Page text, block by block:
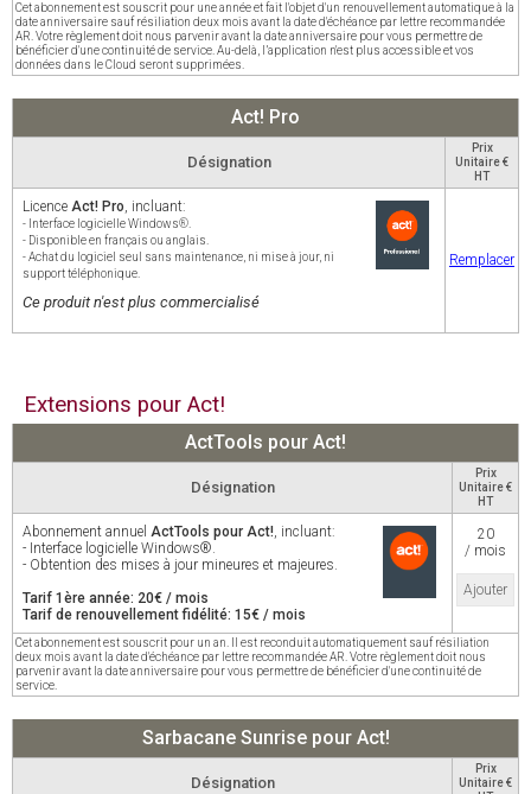
Cet abonnement est souscrit pour une année et fait l'objet d'un renouvellement automatique à la
date anniversaire sauf résiliation deux mois avant la date d'échéance par lettre recommandée
AR. Votre règlement doit nous parvenir avant la date anniversaire pour vous permettre de
bénéficier d'une continuité de service. Au-delà, l’application n'est plus accessible et vos
données dans le Cloud seront supprimées.
Act! Pro
Désignation
Prix
Unitaire €
HT
Licence Act! Pro, incluant:
- Interface logicielle Windows®.
- Disponible en français ou anglais.
- Achat du logiciel seul sans maintenance, ni mise à jour, ni
support téléphonique.
Ce produit n'est plus commercialisé
Remplacer
Extensions pour Act!
ActTools pour Act!
Désignation
Prix
Unitaire €
HT
Abonnement annuel ActTools pour Act!, incluant:
- Interface logicielle Windows®.
- Obtention des mises à jour mineures et majeures.
Tarif 1ère année: 20€ / mois
Tarif de renouvellement fidélité: 15€ / mois
20
/ mois
Ajouter
Cet abonnement est souscrit pour un an. Il est reconduit automatiquement sauf résiliation
deux mois avant la date d'échéance par lettre recommandée AR. Votre règlement doit nous
parvenir avant la date anniversaire pour vous permettre de bénéficier d'une continuité de
service.
Sarbacane Sunrise pour Act!
Désignation
Prix
Unitaire €